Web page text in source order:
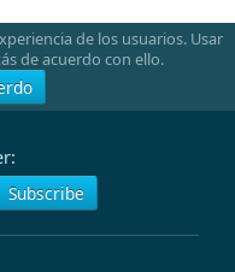
de los usuarios. Usar
de acuerdo con ello.